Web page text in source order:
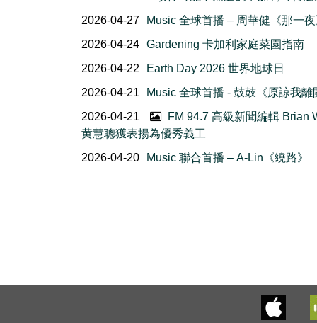
2026-04-27
Music 全球首播 – 周華健《那一
2026-04-24 Gardening 卡加利家庭菜園指南
2026-04-22
Earth Day 2026 世界地球日
2026-04-21
Music 全球首播 - 鼓鼓《原諒我離
2026-04-21
FM 94.7 高級新聞編輯 Brian
黄慧聰獲表揚為優秀義工
2026-04-20
Music 聯合首播 – A-Lin《繞路》